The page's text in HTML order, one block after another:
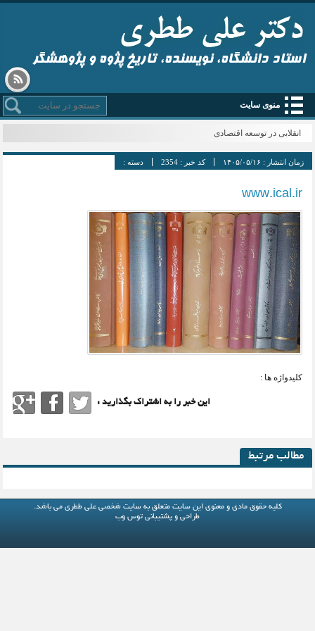
استاد دانشگاه، نویسنده، تاریخ پژوه و پژوهشگر
منوی سایت
انقلابی در توسعه اقتصادی
زمان انتشار : ۱۴۰۵/۰۵/۱۶ کد خبر :2354 دسته :
www.ical.ir
کلیدواژه ها :
این خبر را به اشتراک بگذارید :
مطالب مرتبط
کلیه حقوق مادی و معنوی این سایت متعلق بهسایت شخصی علی ططری می باشد.
طراحی و پشتیبانی توس وب